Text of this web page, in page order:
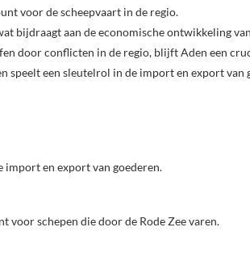
voor de scheepvaart in de regio.
bijdraagt aan de economische ontwikkeling
door conflicten in de regio, blijft Aden een
speelt een sleutelrol in de import en export van
import en export van goederen.
voor schepen die door de Rode Zee varen.